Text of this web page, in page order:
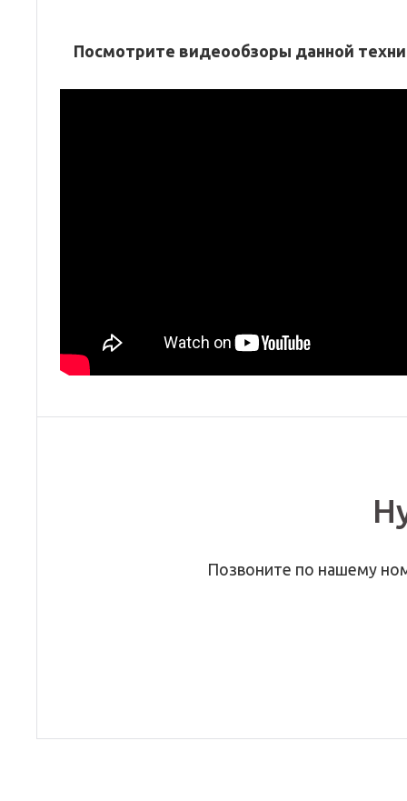
Посмотрите видеообзоры данной
Позвоните по нашему